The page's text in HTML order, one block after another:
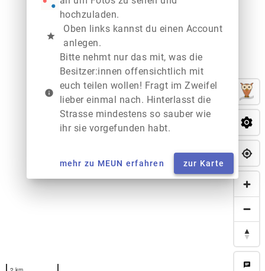
chat
hochzuladen.
star
Oben links kannst du einen Account
anlegen.
info
Bitte nehmt nur das mit, was die
Besitzer:innen offensichtlich mit
euch teilen wollen! Fragt im Zweifel
lieber einmal nach. Hinterlasst die
Strasse mindestens so sauber wie
ihr sie vorgefunden habt.
mehr zu MEUN erfahren zur Karte